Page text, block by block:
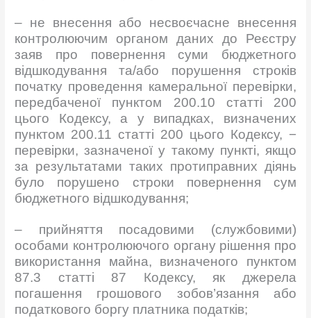
– не внесення або несвоєчасне внесення
контролюючим органом даних до Реєстру
заяв про повернення суми бюджетного
відшкодування та/або порушення строків
початку проведення камеральної перевірки,
передбаченої пунктом 200.10 статті 200
цього Кодексу, а у випадках, визначених
пунктом 200.11 статті 200 цього Кодексу, −
перевірки, зазначеної у такому пункті, якщо
за результатами таких протиправних діянь
було порушено строки повернення сум
бюджетного відшкодування;
– прийняття посадовими (службовими)
особами контролюючого органу рішення про
використання майна, визначеного пунктом
87.3 статті 87 Кодексу, як джерела
погашення грошового зобов’язання або
податкового боргу платника податків;